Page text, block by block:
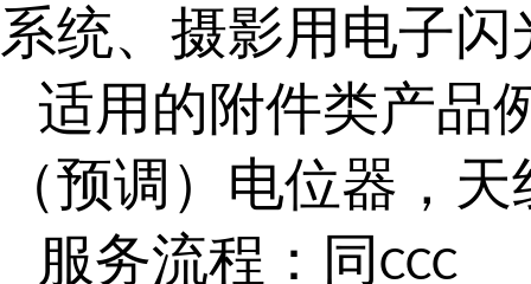
系统、摄影用电子
适用的附件类产品
（预调）电位器，
服务流程：同 CCC